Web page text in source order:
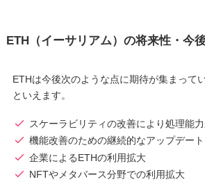
ETH（イーサリアム）の将来性・今
ETHは今後次のような点に期待が集まって
といえます。
スケーラビリティの改善により処理能
機能改善のための継続的なアップデート
企業によるETHの利用拡大
NFTやメタバース分野での利用拡大